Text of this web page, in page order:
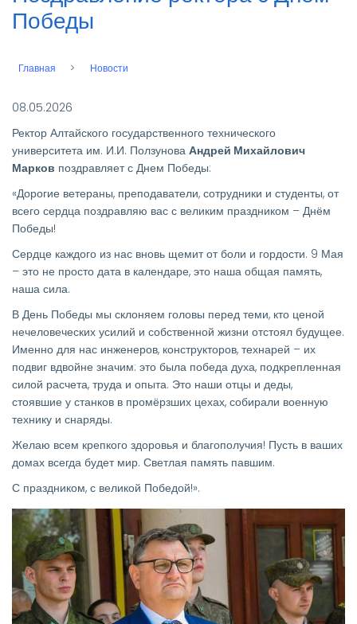
Победы
Строка
Главная Новости
08.05.2026
Ректор Алтайского государственного технического
университета им. И.И. Ползунова Андрей Михайлович
Марков поздравляет с Днем Победы:
«Дорогие ветераны, преподаватели, сотрудники и студенты, от
всего сердца поздравляю вас с великим праздником – Днём
Победы!
Сердце каждого из нас вновь щемит от боли и гордости. 9 Мая
– это не просто дата в календаре, это наша общая память,
наша сила.
В День Победы мы склоняем головы перед теми, кто ценой
нечеловеческих усилий и собственной жизни отстоял будущее.
Именно для нас инженеров, конструкторов, технарей – их
подвиг вдвойне значим: это была победа духа, подкрепленная
силой расчета, труда и опыта. Это наши отцы и деды,
стоявшие у станков в промёрзших цехах, собирали военную
технику и снаряды.
Желаю всем крепкого здоровья и благополучия! Пусть в ваших
домах всегда будет мир. Светлая память павшим.
С праздником, с великой Победой!».
Изображение